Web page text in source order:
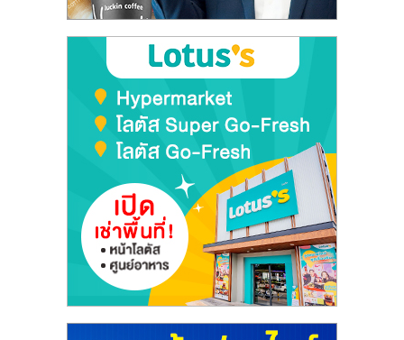
และ
ขยาย
ไชส์,